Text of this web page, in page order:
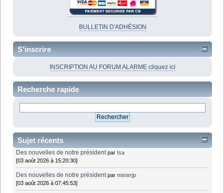
BULLETIN D'ADHÉSION
S'inscrire
INSCRIPTION AU FORUM ALARME cliquez ici
Recherche rapide
Sujet récents
Des nouvelles de notre président par Isa
[03 août 2026 à 15:20:30]
Des nouvelles de notre président parmisterjp
[03 août 2026 à 07:45:53]